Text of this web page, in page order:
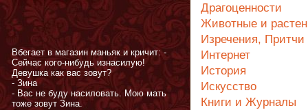
Драгоценности
Животные и
Изречения,
Интернет
История
Искусство
Книги и Журналы
Вбегает в магазин маньяк и кричит: -
Сейчас кого-нибудь изнасилую!
Девушка как вас зовут?
- Зина
- Вас не буду насиловать. Мою мать
тоже зовут Зина.